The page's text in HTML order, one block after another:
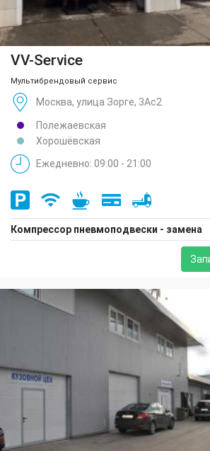
VV-Service
Мультибрендовый сервис
Москва, улица Зорге, 3Ас2
Полежаевская
Хорошёвская
Ежедневно: 09:00 - 21:00
Компрессор пневмоподвески - замена